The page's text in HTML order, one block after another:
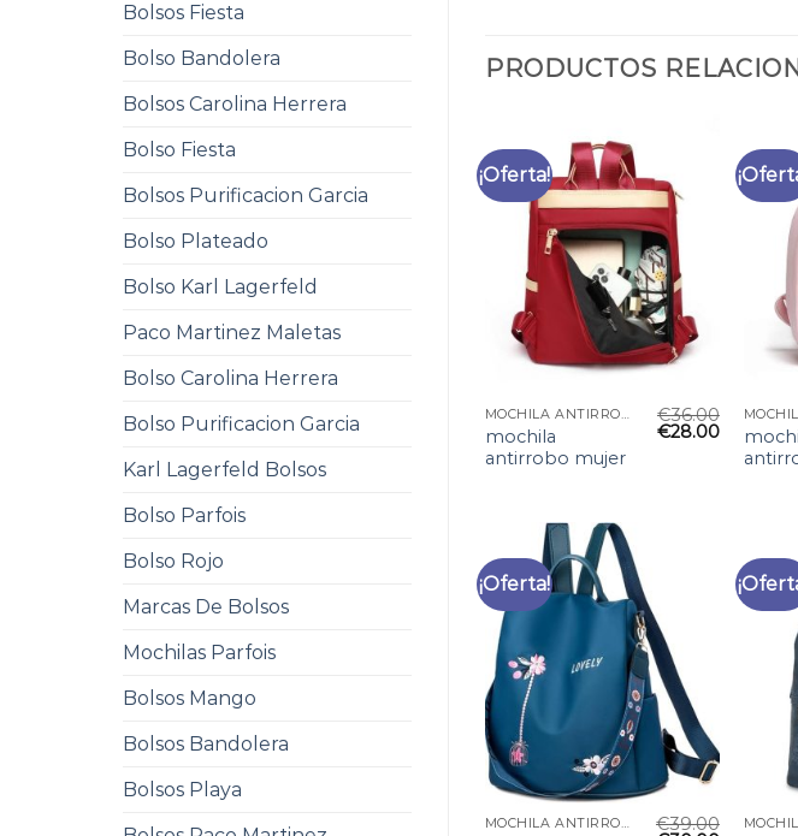
Bolsos Fiesta
Bolso Bandolera
Bolsos Carolina Herrera
Bolso Fiesta
Bolsos Purificacion Garcia
Bolso Plateado
Bolso Karl Lagerfeld
Paco Martinez Maletas
Bolso Carolina Herrera
Bolso Purificacion Garcia
Karl Lagerfeld Bolsos
Bolso Parfois
Bolso Rojo
Marcas De Bolsos
Mochilas Parfois
Bolsos Mango
Bolsos Bandolera
Bolsos Playa
PRODUCTOS
¡Oferta!
MOCHILA ANTIRROBO MUJER
mochila
antirrobo mujer
€36.00
€28.00
¡Oferta!
MOCHILA ANTIRROBO MUJER €39.00